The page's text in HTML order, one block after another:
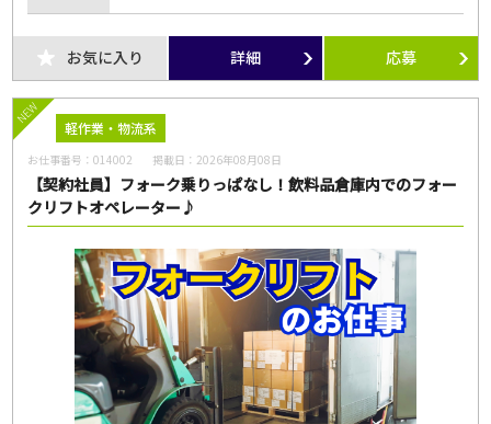
お気に入り 詳細 応募
NEW
軽作業・物流系
お仕事番号：014002 掲載日： 2026年08月08日
【契約社員】フォーク乗りっぱなし！飲料品倉庫内でのフォー
クリフトオペレーター♪